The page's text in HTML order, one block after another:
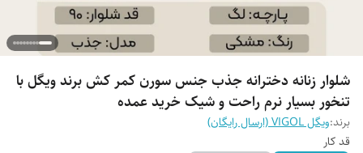
شلوار زنانه دخترانه جذب جنس سورن کمر کش برند ویگل با
تنخور بسیار نرم راحت و شیک خرید عمده
برند:ویگل VIGOL (ارسال رایگان)
قد کار